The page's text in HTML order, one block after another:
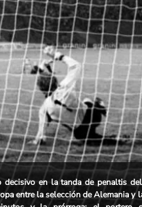
decisivo en la tanda de penaltis
entre la selección de Alemania y